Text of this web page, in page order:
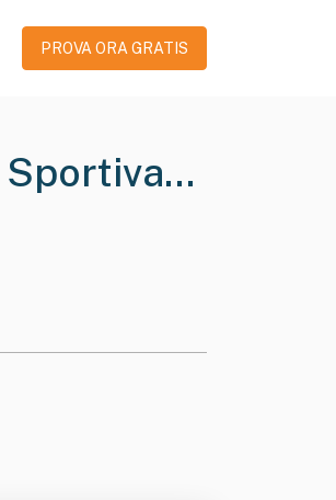
PROVA ORA GRATIS